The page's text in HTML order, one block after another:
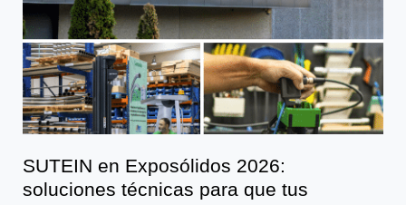
SUTEIN en Exposólidos 2026:
soluciones técnicas para que tus